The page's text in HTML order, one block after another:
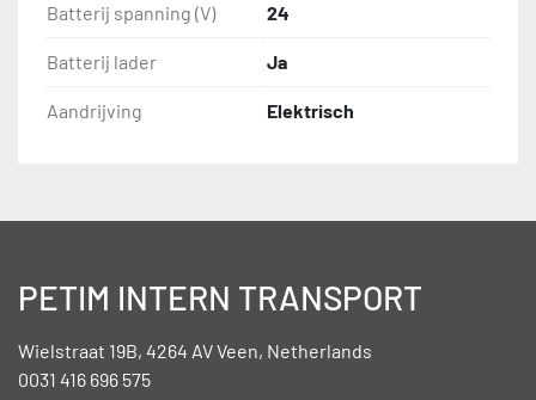
Batterij spanning (V) 24
Batterij lader Ja
Aandrijving Elektrisch
PETIM INTERN TRANSPORT
Wielstraat 19B, 4264 AV Veen, Netherlands
0031 416 696 575